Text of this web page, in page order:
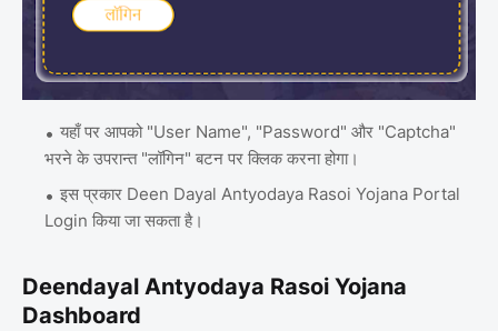
यहाँ पर आपको "User Name", "Password" और "Captcha"
भरने के उपरान्त "लॉगिन" बटन पर क्लिक करना होगा।
इस प्रकार Deen Dayal Antyodaya Rasoi Yojana Portal
Login किया जा सकता है।
Deendayal Antyodaya Rasoi Yojana
Dashboard